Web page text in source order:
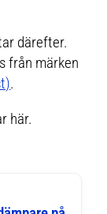
därefter.
från märken
.
här.